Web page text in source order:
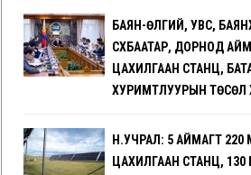
БАЯН-ӨЛГИЙ, УВС,
СҮХБААТАР, ДОРНОД
ЦАХИЛГААН СТАНЦ,
ХУРИМТЛУУРЫН ТӨСӨЛ
Н.УЧРАЛ: 5 АЙМАГТ
ЦАХИЛГААН СТАНЦ,